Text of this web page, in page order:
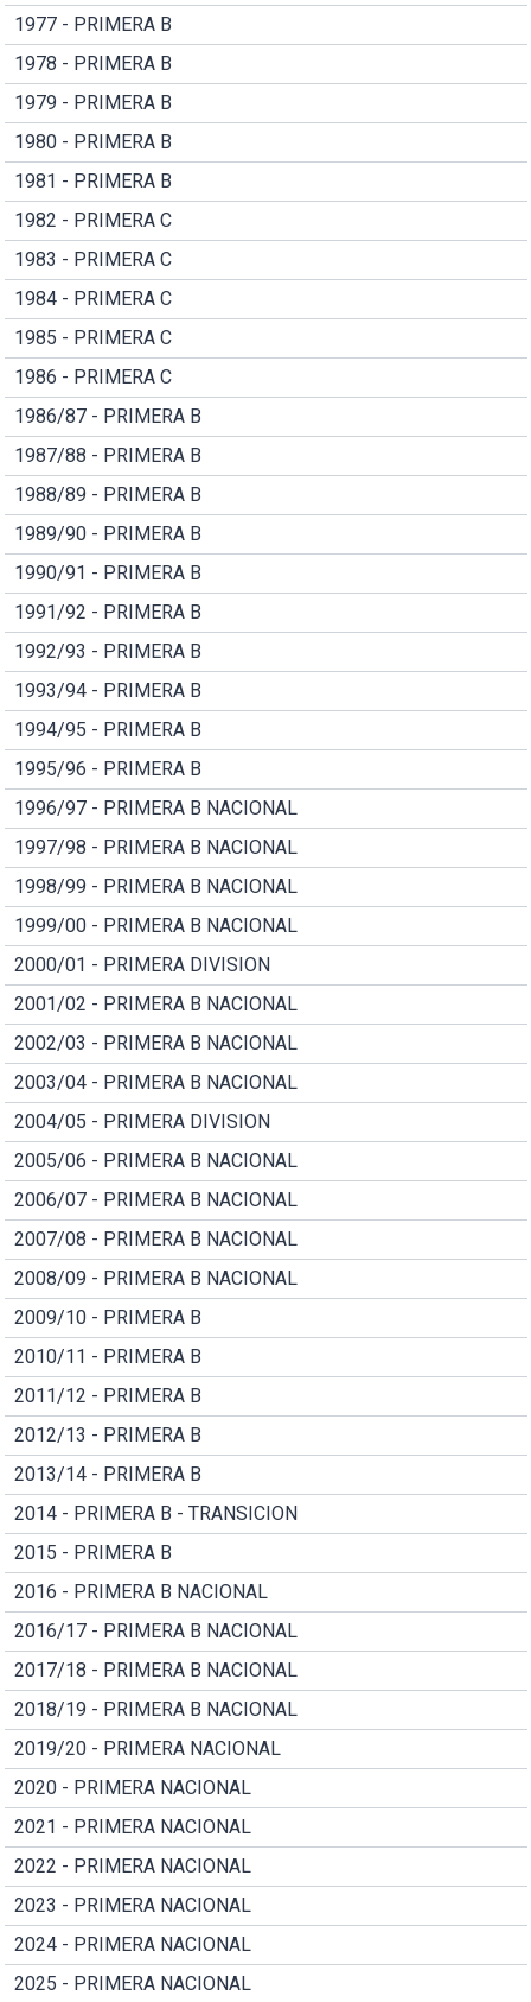
1977 - PRIMERA B
1978 - PRIMERA B
1979 - PRIMERA B
1980 - PRIMERA B
1981 - PRIMERA B
1982 - PRIMERA C
1983 - PRIMERA C
1984 - PRIMERA C
1985 - PRIMERA C
1986 - PRIMERA C
1986/87 - PRIMERA B
1987/88 - PRIMERA B
1988/89 - PRIMERA B
1989/90 - PRIMERA B
1990/91 - PRIMERA B
1991/92 - PRIMERA B
1992/93 - PRIMERA B
1993/94 - PRIMERA B
1994/95 - PRIMERA B
1995/96 - PRIMERA B
1996/97 - PRIMERA B NACIONAL
1997/98 - PRIMERA B NACIONAL
1998/99 - PRIMERA B NACIONAL
1999/00 - PRIMERA B NACIONAL
2000/01 - PRIMERA DIVISION
2001/02 - PRIMERA B NACIONAL
2002/03 - PRIMERA B NACIONAL
2003/04 - PRIMERA B NACIONAL
2004/05 - PRIMERA DIVISION
2005/06 - PRIMERA B NACIONAL
2006/07 - PRIMERA B NACIONAL
2007/08 - PRIMERA B NACIONAL
2008/09 - PRIMERA B NACIONAL
2009/10 - PRIMERA B
2010/11 - PRIMERA B
2011/12 - PRIMERA B
2012/13 - PRIMERA B
2013/14 - PRIMERA B
2014 - PRIMERA B - TRANSICION
2015 - PRIMERA B
2016 - PRIMERA B NACIONAL
2016/17 - PRIMERA B NACIONAL
2017/18 - PRIMERA B NACIONAL
2018/19 - PRIMERA B NACIONAL
2019/20 - PRIMERA NACIONAL
2020 - PRIMERA NACIONAL
2021 - PRIMERA NACIONAL
2022 - PRIMERA NACIONAL
2023 - PRIMERA NACIONAL
2024 - PRIMERA NACIONAL
2025 - PRIMERA NACIONAL